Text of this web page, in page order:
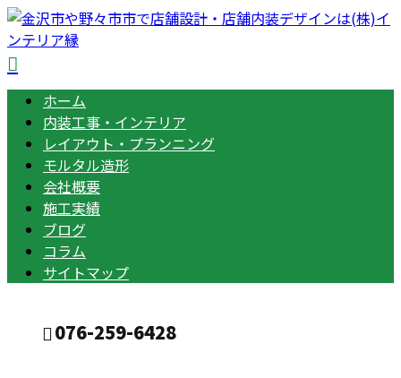
ホーム
内装工事・インテリア
レイアウト・プランニング
モルタル造形
会社概要
施工実績
ブログ
コラム
サイトマップ
076-259-6428